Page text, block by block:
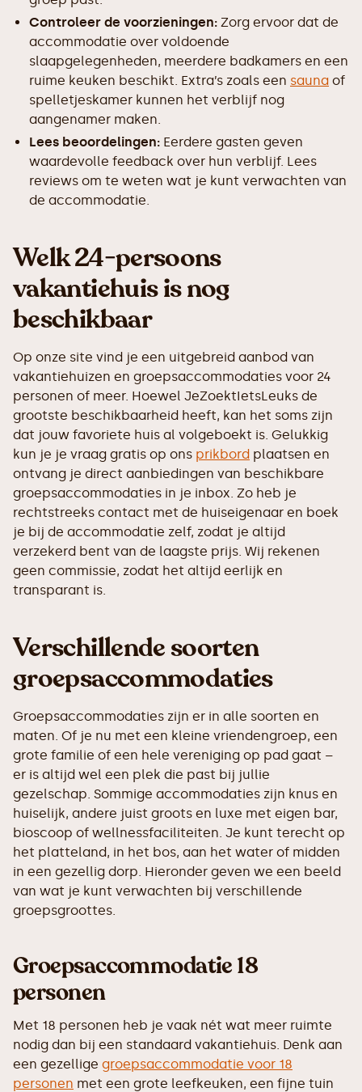
Controleer de voorzieningen: Zorg ervoor dat de
accommodatie over voldoende
slaapgelegenheden, meerdere badkamers en een
ruime keuken beschikt. Extra’s zoals een sauna of
spelletjeskamer kunnen het verblijf nog
aangenamer maken.
Lees beoordelingen: Eerdere gasten geven
waardevolle feedback over hun verblijf. Lees
reviews om te weten wat je kunt verwachten van
de accommodatie.
Welk 24-persoons
vakantiehuis is nog
beschikbaar
Op onze site vind je een uitgebreid aanbod van
vakantiehuizen en groepsaccommodaties voor 24
personen of meer. Hoewel JeZoektIetsLeuks de
grootste beschikbaarheid heeft, kan het soms zijn
dat jouw favoriete huis al volgeboekt is. Gelukkig
kun je je vraag gratis op ons prikbord plaatsen en
ontvang je direct aanbiedingen van beschikbare
groepsaccommodaties in je inbox. Zo heb je
rechtstreeks contact met de huiseigenaar en boek
je bij de accommodatie zelf, zodat je altijd
verzekerd bent van de laagste prijs. Wij rekenen
geen commissie, zodat het altijd eerlijk en
transparant is.
Verschillende soorten
groepsaccommodaties
Groepsaccommodaties zijn er in alle soorten en
maten. Of je nu met een kleine vriendengroep, een
grote familie of een hele vereniging op pad gaat –
er is altijd wel een plek die past bij jullie
gezelschap. Sommige accommodaties zijn knus en
huiselijk, andere juist groots en luxe met eigen bar,
bioscoop of wellnessfaciliteiten. Je kunt terecht op
het platteland, in het bos, aan het water of midden
in een gezellig dorp. Hieronder geven we een beeld
van wat je kunt verwachten bij verschillende
groepsgroottes.
Groepsaccommodatie 18
personen
Met 18 personen heb je vaak nét wat meer ruimte
nodig dan bij een standaard vakantiehuis. Denk aan
een gezellige groepsaccommodatie voor 18
personen met een grote leefkeuken, een fijne tuin